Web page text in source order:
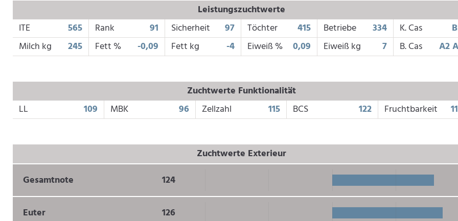
Leistungszuchtwerte
ITE
565 Rank 91 Sicherheit 97 Töchter 415 Betriebe 334 K. Cas
Milch kg
245 Fett % -0,09 Fett kg -4 Eiweiß % 0,09 Eiweiß kg 7 B. Cas A2
Zuchtwerte Funktionalität
LL
109 MBK 96 Zellzahl 115 BCS 122 Fruchtbarkeit
Zuchtwerte Exterieur
Gesamtnote
124
Euter 126